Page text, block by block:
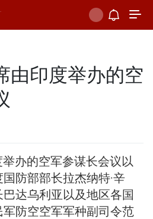
由印度举办的空
办的空军参谋长会议以
防部部长拉杰纳特·辛
达乌利亚以及地区各国
防空空军军种副司令范